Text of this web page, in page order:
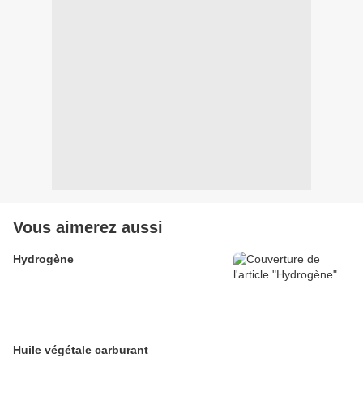
Vous aimerez aussi
Hydrogène
Huile végétale carburant